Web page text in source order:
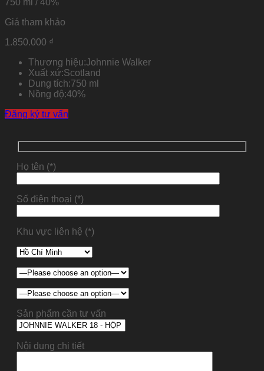
Giá tham khảo
1.850.000 ₫
Thương hiệu:Johnnie Walker
Xuất xứ:Scotland
Dung tích:750 ml
Nồng độ:40%
Đăng ký tư vấn
Họ tên (*)
Số điện thoại (*)
Khu vực liên hệ (*)
Sản phẩm cần tư vấn
Nội dung chi tiết